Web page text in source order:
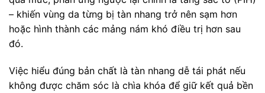
– khiến vùng da từng bị tàn nhang trở nên sạm hơn
hoặc hình thành các mảng nám khó điều trị hơn sau
đó.
Việc hiểu đúng bản chất là tàn nhang dễ tái phát nếu
không được chăm sóc là chìa khóa để giữ kết quả bền